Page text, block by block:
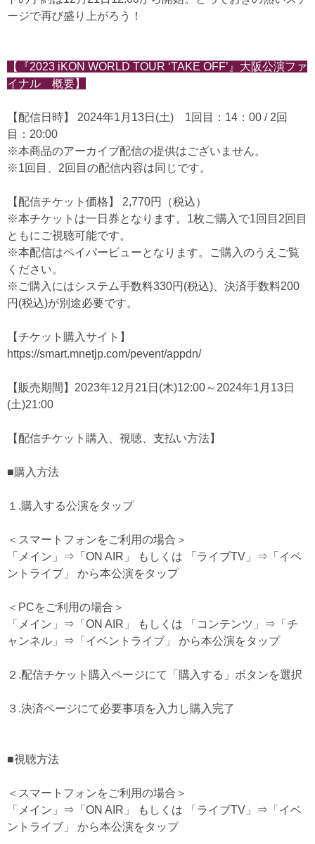
ージで再び盛り上がろう！
【『2023 iKON WORLD TOUR ‘TAKE OFF’』大阪公演ファ
イナル 概要】
【配信日時】 2024年1月13日(土) 1回目：14：00 / 2回
目：20:00
※本商品のアーカイブ配信の提供はございません。
※1回目、2回目の配信内容は同じです。
【配信チケット価格】 2,770円（税込）
※本チケットは一日券となります。1枚ご購入で1回目2回目
ともにご視聴可能です。
※本配信はペイパービューとなります。ご購入のうえご覧
ください。
※ご購入にはシステム手数料330円(税込)、決済手数料200
円(税込)が別途必要です。
【チケット購入サイト】
https://smart.mnetjp.com/pevent/appdn/
【販売期間】2023年12月21日(木)12:00～2024年1月13日
(土)21:00
【配信チケット購入、視聴、支払い方法】
■購入方法
１.購入する公演をタップ
＜スマートフォンをご利用の場合＞
「メイン」⇒「ON AIR」 もしくは 「ライブTV」⇒「イベ
ントライブ」 から本公演をタップ
＜PCをご利用の場合＞
「メイン」⇒「ON AIR」 もしくは 「コンテンツ」⇒「チ
ャンネル」⇒「イベントライブ」 から本公演をタップ
２.配信チケット購入ページにて「購入する」ボタンを選択
３.決済ページにて必要事項を入力し購入完了
■視聴方法
＜スマートフォンをご利用の場合＞
「メイン」⇒「ON AIR」 もしくは 「ライブTV」⇒「イベ
ントライブ」 から本公演をタップ